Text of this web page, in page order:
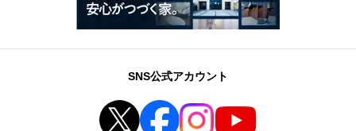
SNS公式アカウント